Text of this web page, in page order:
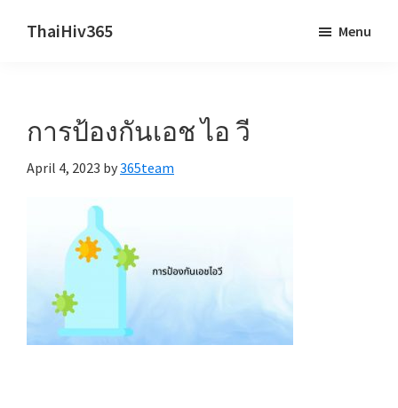
ThaiHiv365
behind.
Menu
การป้องกันเอช ไอ วี
April 4, 2023 by365team